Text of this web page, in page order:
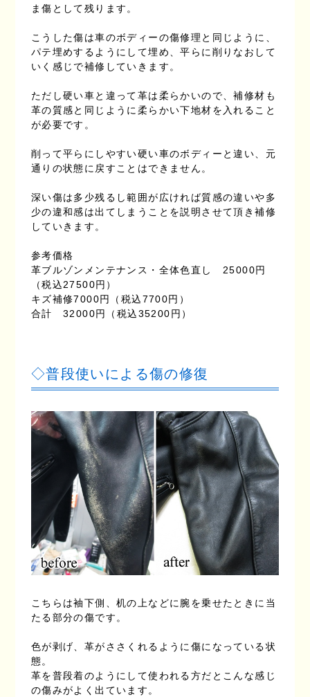
ま傷として残ります。
こうした傷は車のボディーの傷修理と同じように、
パテ埋めするようにして埋め、平らに削りなおして
いく感じで補修していきます。
ただし硬い車と違って革は柔らかいので、補修材も
革の質感と同じように柔らかい下地材を入れること
が必要です。
削って平らにしやすい硬い車のボディーと違い、元
通りの状態に戻すことはできません。
深い傷は多少残るし範囲が広ければ質感の違いや多
少の違和感は出てしまうことを説明させて頂き補修
していきます。
参考価格
革ブルゾンメンテナンス・全体色直し 25000円
（税込27500円）
キズ補修7000円（税込7700円）
合計 32000円（税込35200円）
◇普段使いによる傷の修復
こちらは袖下側、机の上などに腕を乗せたときに当
たる部分の傷です。
色が剥げ、革がささくれるように傷になっている状
態。
革を普段着のようにして使われる方だとこんな感じ
の傷みがよく出ています。